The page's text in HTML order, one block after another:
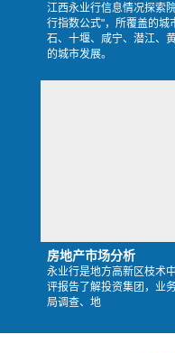
江西永业行信息情况探索
行指数公式"，所覆盖的城
石、十堰、咸宁、潜江、
的城市发展。
房地产市场分析
永业行是地方高新区枝术
评报告了解投资集团，业
局调查、地